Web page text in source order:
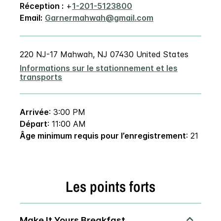
Réception : +1-201-5123800
Email: Garnermahwah@gmail.com
220 NJ-17 Mahwah, NJ 07430 United States
Informations sur le stationnement et les
transports
Arrivée: 3:00 PM
Départ: 11:00 AM
Âge minimum requis pour l’enregistrement: 21
Les points forts